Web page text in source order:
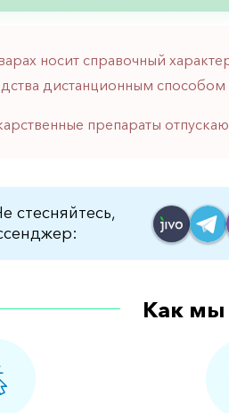
носит справочный
дистанционным способом
препараты
стесняйтесь,
Как мы